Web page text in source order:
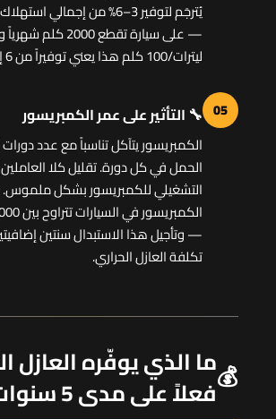
يُترجَم لتوفير 3–6% من
ليترات/100 كلم هذا يعني توفيراً من 6 إلى 12 لتراً شهرياً.
05 🔧 التأثير على عمر الكمبريسور
الكمبريسور يتآكل تناسباً مع عدد
الحمل في كل دورة. تقليل كلا
التشغيلي للكمبريسور بشكل ملموس.
— وتأجيل هذا الاستبدال سنتين
تكلفة العازل الحراري.
💰ما الذي يوفّره العازل
فعلاً على مدى 5 سنوات؟